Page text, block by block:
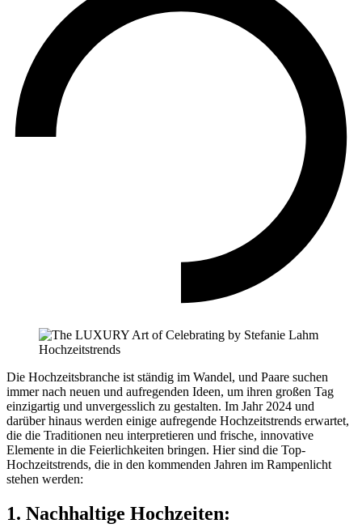
Die Hochzeitsbranche ist ständig im Wandel, und Paare suchen
immer nach neuen und aufregenden Ideen, um ihren großen Tag
einzigartig und unvergesslich zu gestalten. Im Jahr 2024 und
darüber hinaus werden einige aufregende Hochzeitstrends erwartet,
die die Traditionen neu interpretieren und frische, innovative
Elemente in die Feierlichkeiten bringen. Hier sind die Top-
Hochzeitstrends, die in den kommenden Jahren im Rampenlicht
stehen werden:
1. Nachhaltige Hochzeiten: